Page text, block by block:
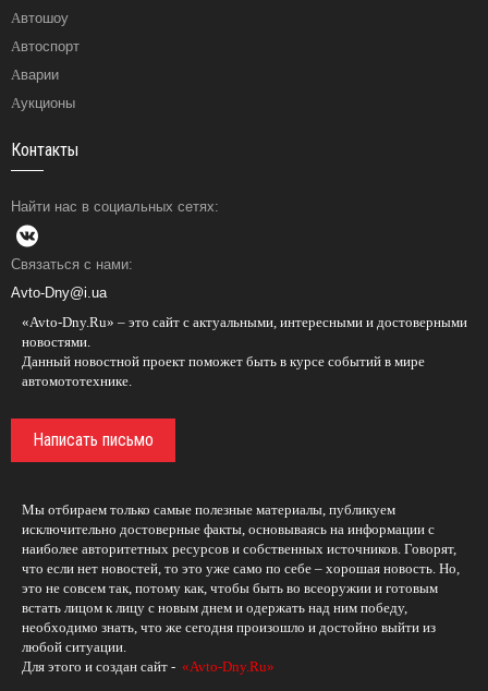
Автошоу
Автоспорт
Аварии
Аукционы
Контакты
Найти нас в социальных сетях:
Связаться с нами:
Avto-Dny@i.ua
«Avto-Dny.Ru» – это сайт с актуальными, интересными и достоверными
новостями.
Данный новостной проект поможет быть в курсе событий в мире
автомототехнике.
Написать письмо
Мы отбираем только самые полезные материалы, публикуем
исключительно достоверные факты, основываясь на информации с
наиболее авторитетных ресурсов и собственных источников. Говорят,
что если нет новостей, то это уже само по себе – хорошая новость. Но,
это не совсем так, потому как, чтобы быть во всеоружии и готовым
встать лицом к лицу с новым днем и одержать над ним победу,
необходимо знать, что же сегодня произошло и достойно выйти из
любой ситуации.
Для этого и создан сайт - «Avto-Dny.Ru»